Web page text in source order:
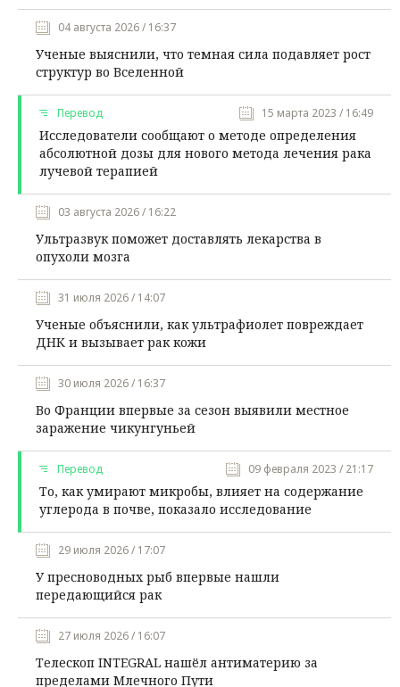
04 августа 2026 / 16:37
Ученые выяснили, что темная сила подавляет рост
структур во Вселенной
Перевод 15 марта 2023 / 16:49
Исследователи сообщают о методе определения
абсолютной дозы для нового метода лечения рака
лучевой терапией
03 августа 2026 / 16:22
Ультразвук поможет доставлять лекарства в
опухоли мозга
31 июля 2026 / 14:07
Ученые объяснили, как ультрафиолет повреждает
ДНК и вызывает рак кожи
30 июля 2026 / 16:37
Во Франции впервые за сезон выявили местное
заражение чикунгуньей
Перевод 09 февраля 2023 / 21:17
То, как умирают микробы, влияет на содержание
углерода в почве, показало исследование
29 июля 2026 / 17:07
У пресноводных рыб впервые нашли
передающийся рак
27 июля 2026 / 16:07
Телескоп INTEGRAL нашёл антиматерию за
пределами Млечного Пути